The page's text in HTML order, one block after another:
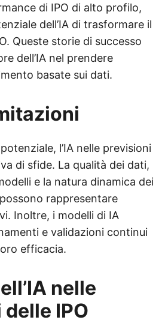
di IPO di alto profilo,
dell’IA di trasformare il
Queste storie di successo
dell’IA nel prendere
basate sui dati.
l’IA nelle previsioni
di sfide. La qualità dei dati,
e la natura dinamica dei
rappresentare
Inoltre, i modelli di IA
e validazioni continui
efficacia.
nelle
IPO